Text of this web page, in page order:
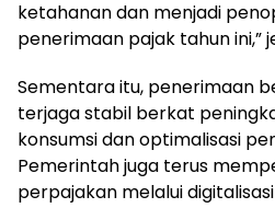
ketahanan dan menjadi
penerimaan pajak tahun ini,”
Sementara itu, penerimaan
terjaga stabil berkat
konsumsi dan optimalisasi
Pemerintah juga terus
perpajakan melalui